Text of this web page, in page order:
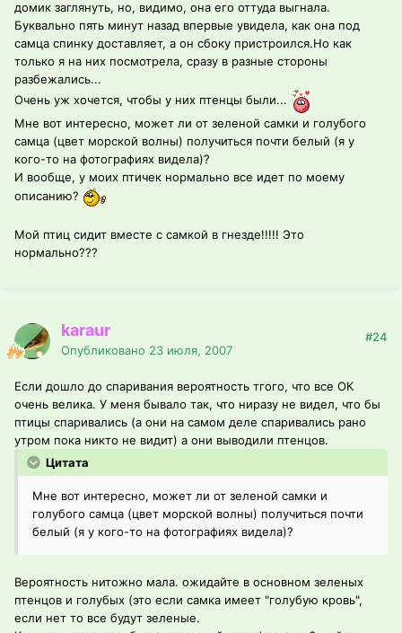
домик заглянуть, но, видимо, она его оттуда выгнала.
Буквально пять минут назад впервые увидела, как она под
самца спинку доставляет, а он сбоку пристроился.Но как
только я на них посмотрела, сразу в разные стороны
разбежались...
Очень уж хочется, чтобы у них птенцы были...
Мне вот интересно, может ли от зеленой самки и голубого
самца (цвет морской волны) получиться почти белый (я у
кого-то на фотографиях видела)?
И вообще, у моих птичек нормально все идет по моему
описанию?
Мой птиц сидит вместе с самкой в гнезде!!!!! Это
нормально???
karaur
Опубликовано 23 июля, 2007
#24
Если дошло до спаривания вероятность тгого, что все ОК
очень велика. У меня бывало так, что ниразу не видел, что бы
птицы спаривались (а они на самом деле спаривались рано
утром пока никто не видит) а они выводили птенцов.
Цитата
Мне вот интересно, может ли от зеленой самки и
голубого самца (цвет морской волны) получиться почти
белый (я у кого-то на фотографиях видела)?
Вероятность нитожно мала. ожидайте в основном зеленых
птенцов и голубых (это если самка имеет "голубую кровь",
если нет то все будут зеленые.